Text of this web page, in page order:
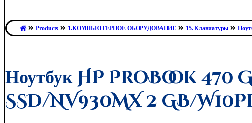
Products 1.КОМПЬЮТЕРНОЕ ОБОРУДОВАНИЕ 15. Клавиатуры
Ноутбук HP ProBook 470
SSD/NV930MX 2 GB/